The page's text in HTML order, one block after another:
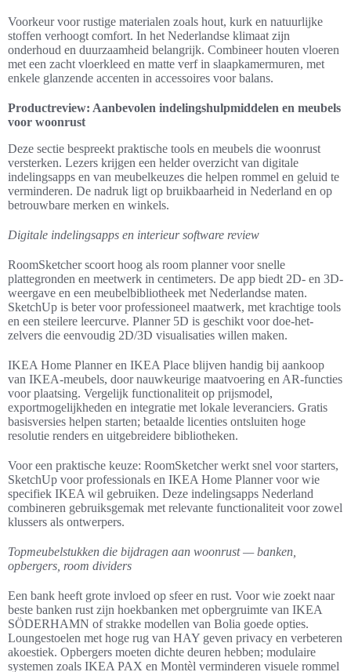
Voorkeur voor rustige materialen zoals hout, kurk en natuurlijke
stoffen verhoogt comfort. In het Nederlandse klimaat zijn
onderhoud en duurzaamheid belangrijk. Combineer houten vloeren
met een zacht vloerkleed en matte verf in slaapkamermuren, met
enkele glanzende accenten in accessoires voor balans.
Productreview: Aanbevolen indelingshulpmiddelen en meubels
voor woonrust
Deze sectie bespreekt praktische tools en meubels die woonrust
versterken. Lezers krijgen een helder overzicht van digitale
indelingsapps en van meubelkeuzes die helpen rommel en geluid te
verminderen. De nadruk ligt op bruikbaarheid in Nederland en op
betrouwbare merken en winkels.
Digitale indelingsapps en interieur software review
RoomSketcher scoort hoog als room planner voor snelle
plattegronden en meetwerk in centimeters. De app biedt 2D- en 3D-
weergave en een meubelbibliotheek met Nederlandse maten.
SketchUp is beter voor professioneel maatwerk, met krachtige tools
en een steilere leercurve. Planner 5D is geschikt voor doe-het-
zelvers die eenvoudig 2D/3D visualisaties willen maken.
IKEA Home Planner en IKEA Place blijven handig bij aankoop
van IKEA-meubels, door nauwkeurige maatvoering en AR-functies
voor plaatsing. Vergelijk functionaliteit op prijsmodel,
exportmogelijkheden en integratie met lokale leveranciers. Gratis
basisversies helpen starten; betaalde licenties ontsluiten hoge
resolutie renders en uitgebreidere bibliotheken.
Voor een praktische keuze: RoomSketcher werkt snel voor starters,
SketchUp voor professionals en IKEA Home Planner voor wie
specifiek IKEA wil gebruiken. Deze indelingsapps Nederland
combineren gebruiksgemak met relevante functionaliteit voor zowel
klussers als ontwerpers.
Topmeubelstukken die bijdragen aan woonrust — banken,
opbergers, room dividers
Een bank heeft grote invloed op sfeer en rust. Voor wie zoekt naar
beste banken rust zijn hoekbanken met opbergruimte van IKEA
SÖDERHAMN of strakke modellen van Bolia goede opties.
Loungestoelen met hoge rug van HAY geven privacy en verbeteren
akoestiek. Opbergers moeten dichte deuren hebben; modulaire
systemen zoals IKEA PAX en Montèl verminderen visuele rommel